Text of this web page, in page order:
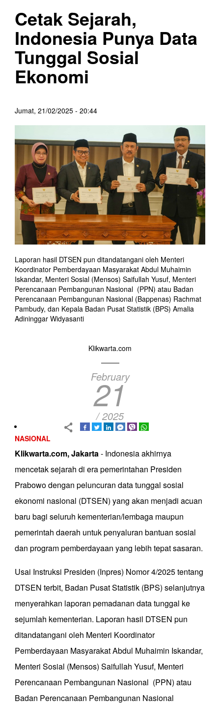
Cetak Sejarah,
Indonesia Punya Data
Tunggal Sosial
Ekonomi
Jumat, 21/02/2025 - 20:44
Laporan hasil DTSEN pun ditandatangani oleh Menteri
Koordinator Pemberdayaan Masyarakat Abdul Muhaimin
Iskandar, Menteri Sosial (Mensos) Saifullah Yusuf, Menteri
Perencanaan Pembangunan Nasional (PPN) atau Badan
Perencanaan Pembangunan Nasional (Bappenas) Rachmat
Pambudy, dan Kepala Badan Pusat Statistik (BPS) Amalia
Adininggar Widyasanti
Klikwarta.com
February
21
/ 2025
NASIONAL
Klikwarta.com, Jakarta- Indonesia akhirnya
mencetak sejarah di era pemerintahan Presiden
Prabowo dengan peluncuran data tunggal sosial
ekonomi nasional (DTSEN) yang akan menjadi acuan
baru bagi seluruh kementerian/lembaga maupun
pemerintah daerah untuk penyaluran bantuan sosial
dan program pemberdayaan yang lebih tepat sasaran.
Usai Instruksi Presiden (Inpres) Nomor 4/2025 tentang
DTSEN terbit, Badan Pusat Statistik (BPS) selanjutnya
menyerahkan laporan pemadanan data tunggal ke
sejumlah kementerian. Laporan hasil DTSEN pun
ditandatangani oleh Menteri Koordinator
Pemberdayaan Masyarakat Abdul Muhaimin Iskandar,
Menteri Sosial (Mensos) Saifullah Yusuf, Menteri
Perencanaan Pembangunan Nasional (PPN) atau
Badan Perencanaan Pembangunan Nasional